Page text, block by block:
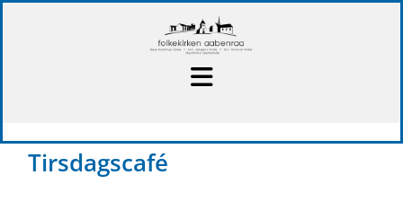
Tirsdagscafé